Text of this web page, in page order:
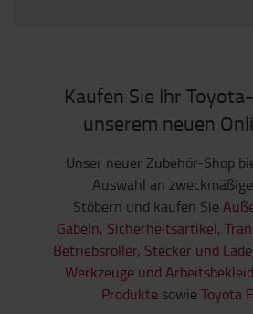
Kaufen Sie Ihr
unserem neuen
Unser neuer Zubehör-Shop
Auswahl an
Stöbern und kaufen Sie
Gabeln, Sicherheitsartikel,
Betriebsroller, Stecker und
Werkzeuge und
Produkte sowie Toyota